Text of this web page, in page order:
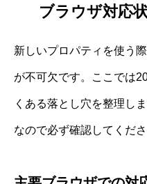
ブラウザ対応
新しいプロパティを使う
が不可欠です。ここでは
くある落とし穴を整理し
なので必ず確認してくださ